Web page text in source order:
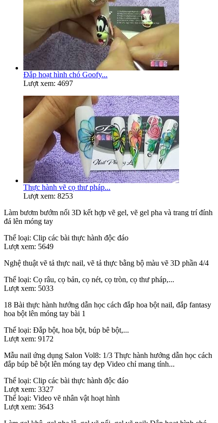
Đắp hoạt hình chó Goofy...
Lượt xem: 4697
Thực hành vẽ cọ thư pháp...
Lượt xem: 8253
Làm bươm bướm nổi 3D kết hợp vẽ gel, vẽ gel pha và trang trí đính
đá lên móng tay
Thể loại: Clip các bài thực hành độc đáo
Lượt xem: 5649
Nghệ thuật vẽ tả thực nail, vẽ tả thực bằng bộ màu vẽ 3D phần 4/4
Thể loại: Cọ râu, cọ bản, cọ nét, cọ tròn, cọ thư pháp,...
Lượt xem: 5033
18 Bài thực hành hướng dẫn học cách đắp hoa bột nail, đắp fantasy
hoa bột lên móng tay bài 1
Thể loại: Đắp bột, hoa bột, búp bê bột,...
Lượt xem: 9172
Mẫu nail ứng dụng Salon Vol8: 1/3 Thực hành hướng dẫn học cách
đắp búp bê bột lên móng tay đẹp Video chỉ mang tính...
Thể loại: Clip các bài thực hành độc đáo
Lượt xem: 3327
Thể loại: Video vẽ nhân vật hoạt hình
Lượt xem: 3643